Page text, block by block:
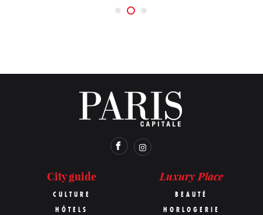
City guide
CULTURE
HÔTELS
Luxury Place
BEAUTÉ
HORLOGERIE